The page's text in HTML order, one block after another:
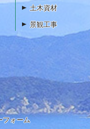
土木資材
景観工事
フォーム